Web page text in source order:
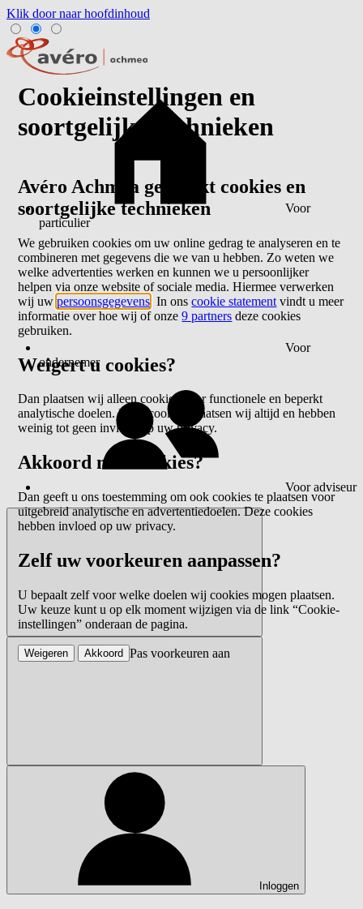
Klik door naar hoofdinhoud
Voor
particulier
Voor
ondernemer
Voor adviseur
Inloggen
Cookieinstellingen en
soortgelijke technieken
Avéro Achmea gebruikt cookies en
soortgelijke technieken
We gebruiken cookies om uw online gedrag te analyseren en te
combineren met gegevens die we van u hebben. Zo weten we
welke advertenties werken en kunnen we u persoonlijker
helpen via onze website of sociale media. Hiermee verwerken
wij uwpersoonsgegevens . In onscookie statement vindt u meer
informatie over hoe wij of onze9 partners deze cookies
gebruiken.
Weigert u cookies?
Dan plaatsen wij alleen cookies voor functionele en beperkt
analytische doelen. Deze cookies plaatsen wij altijd en hebben
weinig tot geen invloed op uw privacy.
Akkoord met cookies?
Dan geeft u ons toestemming om ook cookies te plaatsen voor
uitgebreid analytische en advertentiedoelen. Deze cookies
hebben invloed op uw privacy.
Zelf uw voorkeuren aanpassen?
U bepaalt zelf voor welke doelen wij cookies mogen plaatsen.
Uw keuze kunt u op elk moment wijzigen via de link “Cookie-
instellingen” onderaan de pagina.
Pas voorkeuren aan
Weigeren Akkoord